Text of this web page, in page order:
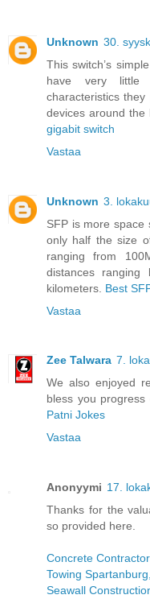
Unknown 30.
This switch’s
have very little
characteristics
devices around the
gigabit switch
Vastaa
Unknown 3.
SFP is more space
only half the size
ranging from
distances
kilometers. Best
Vastaa
Zee Talwara 7.
We also enjoyed
bless you
Patni Jokes
Vastaa
Anonyymi 17.
Thanks for the
so provided here.
Concrete
Towing
Seawall